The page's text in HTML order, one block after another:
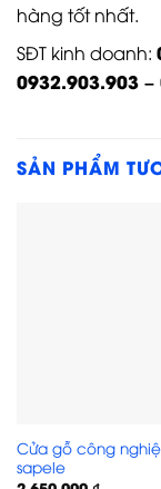
hàng tốt nhất.
SĐT kinh doanh:
0932.903.903
SẢN PHẨM
Cửa gỗ công
sapele